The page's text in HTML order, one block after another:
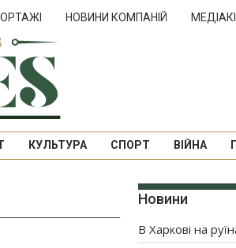
НОВИНИ КОМПАНІЙ
КУЛЬТУРА СПОРТ ВІЙНА
Новини
В Харкові на